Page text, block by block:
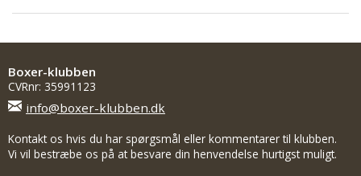
Boxer-klubben
CVRnr: 35991123
info@boxer-klubben.dk
Kontakt os hvis du har spørgsmål eller kommentarer til klubben.
Vi vil bestræbe os på at besvare din henvendelse hurtigst muligt.